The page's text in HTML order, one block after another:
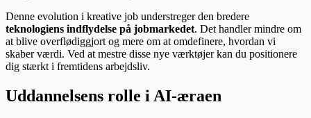
Denne evolution i kreative job understreger den bredere
teknologiens indflydelse på jobmarkedet. Det handler mindre om
at blive overflødiggjort og mere om at omdefinere, hvordan vi
skaber værdi. Ved at mestre disse nye værktøjer kan du positionere
dig stærkt i fremtidens arbejdsliv.
Uddannelsens rolle i AI-æraen